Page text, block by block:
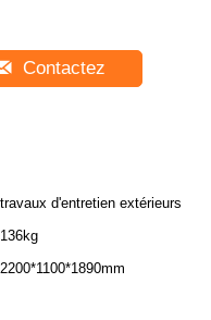
Contactez
travaux d'entretien extérieurs
136kg
2200*1100*1890mm